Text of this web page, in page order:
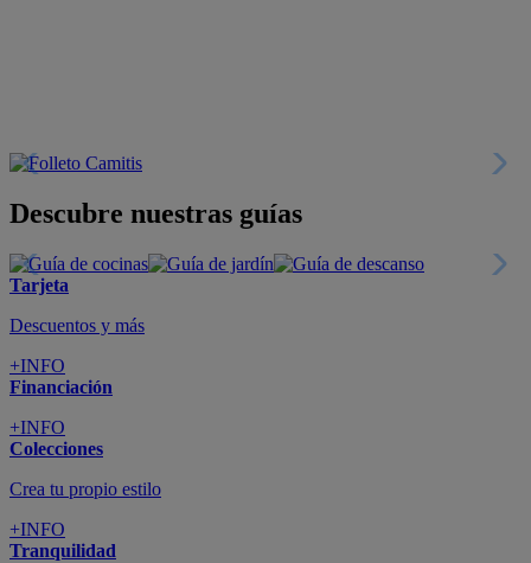
Descubre nuestras guías
Tarjeta
Descuentos y más
+INFO
Financiación
+INFO
Colecciones
Crea tu propio estilo
+INFO
Tranquilidad